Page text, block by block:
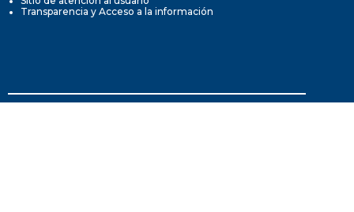
Transparencia y Acceso a la información